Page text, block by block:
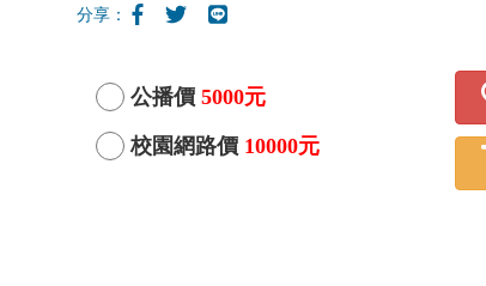
分享：
公播價 5000元
校園網路價 10000元